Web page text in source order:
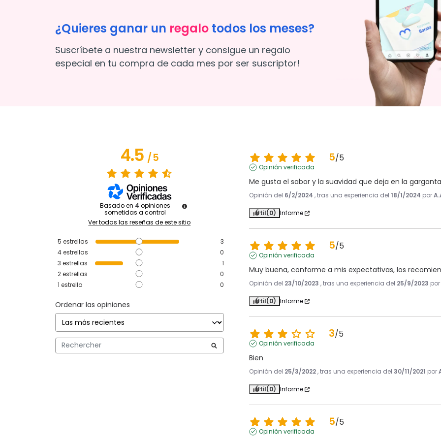
¿Quieres ganar un regalo todos los meses?
Suscríbete a nuestra newsletter y consigue un regalo
especial en tu compra de cada mes por ser suscriptor!
4.5/5
Basado en 4 opiniones
sometidas a control
Ver todas las reseñas de este sitio
5 estrellas
3
4estrellas
0
3 estrellas
1
2estrellas
0
1 estrella 0
Ordenar las opiniones
5/5
Opinión verificada
Me gusta el sabor y la suavidad que deja en la
Opinión del 6/2/2024 , tras una experiencia del 18/1/2024 por
Útil(0) Informe
5/5
Opinión verificada
Muy buena, conforme a mis expectativas, los
Opinión del 23/10/2023 , tras una experiencia del 25/9/2023
Útil(0) Informe
3/5
Opinión verificada
Bien
Opinión del 25/3/2022, tras una experiencia del30/11/2021 por
Útil(0) Informe
5/5
Opinión verificada